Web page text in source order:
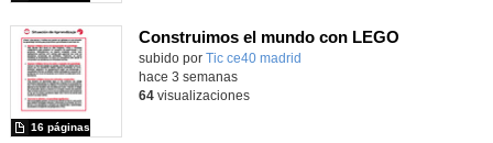
Construimos el mundo con LEGO
subido por Tic ce40 madrid
16 páginas
hace 3 semanas
64visualizaciones